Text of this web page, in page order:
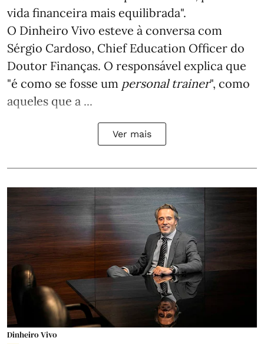
vida financeira mais equilibrada".
O Dinheiro Vivo esteve à conversa com
Sérgio Cardoso, Chief Education Officer do
Doutor Finanças. O responsável explica que
"é como se fosse um personal trainer", como
aqueles que a ...
Ver mais
Dinheiro Vivo